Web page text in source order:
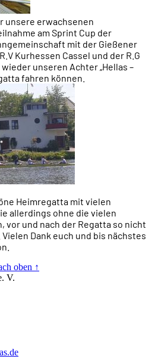
unsere erwachsenen
am Sprint Cup der
mit der Gießener
Kurhessen Cassel und der R.G
unseren Achter „Hellas –
fahren können.
Heimregatta mit vielen
allerdings ohne die vielen
vor und nach der Regatta so nicht
Dank euch und bis nächstes
oben ↑
V.